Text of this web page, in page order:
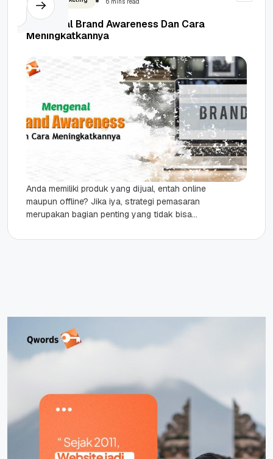
Mengenal Brand Awareness Dan Cara
Meningkatkannya
Anda memiliki produk yang dijual, entah online
maupun offline? Jika iya, strategi pemasaran
merupakan bagian penting yang tidak bisa
produk,...